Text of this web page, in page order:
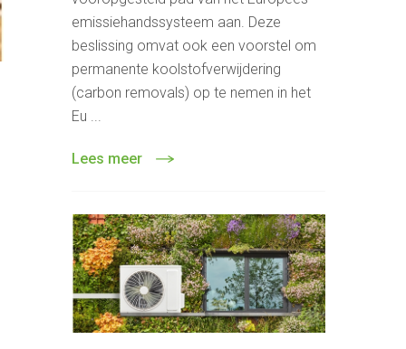
emissiehandssysteem aan. Deze
beslissing omvat ook een voorstel om
permanente koolstofverwijdering
(carbon removals) op te nemen in het
Eu ...
Lees meer